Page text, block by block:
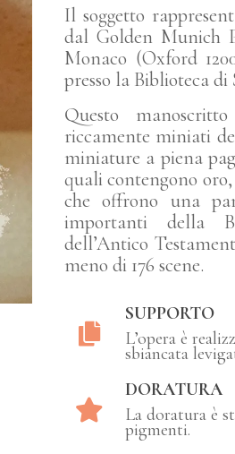
Il soggetto
dal Golden Munich
Monaco (Oxford
presso la Biblioteca di
Questo
riccamente miniati
miniature a piena
quali contengono
che offrono una
importanti della
dell’Antico
meno di 176 scene.
SUPPORTO
L’opera è
sbiancata
DORATURA
La doratura è
pigmenti.